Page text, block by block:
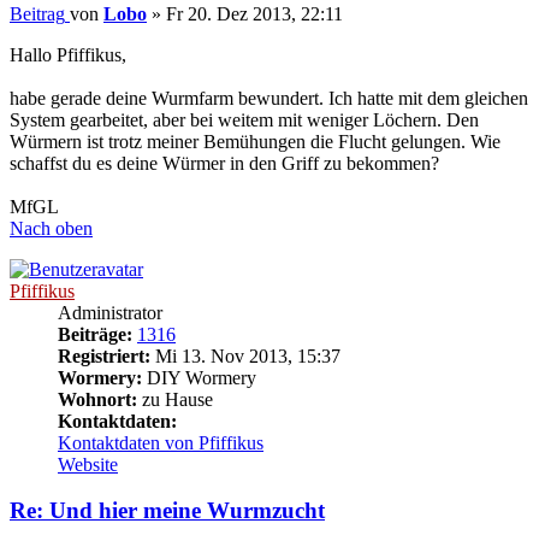
Beitrag von Lobo » Fr 20. Dez 2013, 22:11
Hallo Pfiffikus,
habe gerade deine Wurmfarm bewundert. Ich hatte mit dem gleichen
System gearbeitet, aber bei weitem mit weniger Löchern. Den
Würmern ist trotz meiner Bemühungen die Flucht gelungen. Wie
schaffst du es deine Würmer in den Griff zu bekommen?
MfGL
Nach oben
Pfiffikus
Administrator
Beiträge: 1316
Registriert: Mi 13. Nov 2013, 15:37
Wormery: DIY Wormery
Wohnort: zu Hause
Kontaktdaten:
Kontaktdaten von Pfiffikus
Website
Re: Und hier meine Wurmzucht